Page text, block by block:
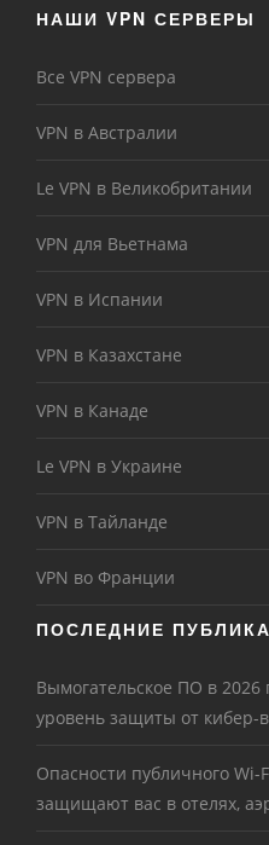
НАШИ VPN СЕРВЕРЫ
Все VPN сервера
VPN в Австралии
Le VPN в Великобритании
VPN для Вьетнама
VPN в Испании
VPN в Казахстане
VPN в Канаде
Le VPN в Украине
VPN в Тайланде
VPN во Франции
ПОСЛЕДНИЕ
Вымогательское ПО в 2026
уровень защиты от кибер-
Опасности публичного Wi-
защищают вас в отелях,